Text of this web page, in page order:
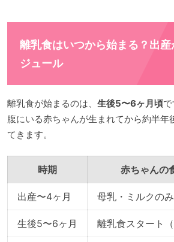
離乳食はいつから始まる？出
ジュール
離乳食が始まるのは、 生後5〜6ヶ月頃で
腹にいる赤ちゃんが生まれてから約半年
てきます。
時期 赤ちゃんの
出産〜4ヶ月 母乳・ミルクのみ
生後5〜6ヶ月 離乳食スタート（